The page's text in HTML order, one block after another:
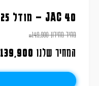
JAC 40 – מודל 2025
מחיר מחירון ₪149,900
המחיר שלנו 139,900